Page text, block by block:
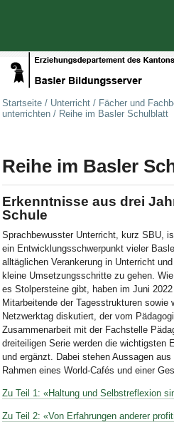
Startseite / Unterricht / Fächer und
unterrichten / Reihe im Basler Schulblatt
Reihe im Basler
Erkenntnisse aus drei
Schule
Sprachbewusster Unterricht, kurz SBU,
ein Entwicklungsschwerpunkt vieler
alltäglichen Verankerung in Unterricht
kleine Umsetzungsschritte zu gehen.
es Stolpersteine gibt, haben im Juni
Mitarbeitende der Tagesstrukturen sowie
Netzwerktag diskutiert, der vom
Zusammenarbeit mit der Fachstelle
dreiteiligen Serie werden die wichtigsten
und ergänzt. Dabei stehen Aussagen
Rahmen eines World-Cafés und einer
Zu Teil 1: «Haltung und Selbstreflexion
Zu Teil 2: «Von Erfahrungen anderer